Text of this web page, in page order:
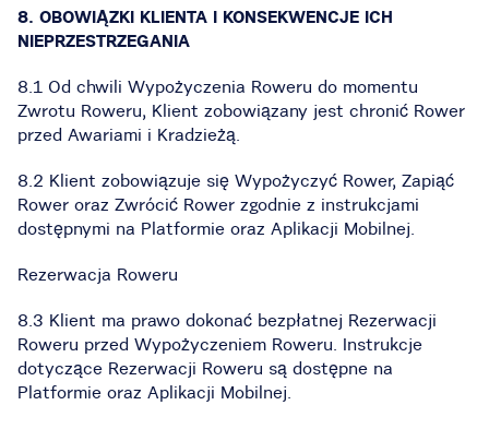
8. OBOWIĄZKI KLIENTA I KONSEKWENCJE ICH
NIEPRZESTRZEGANIA
8.1 Od chwili Wypożyczenia Roweru do momentu
Zwrotu Roweru, Klient zobowiązany jest chronić Rower
przed Awariami i Kradzieżą.
8.2 Klient zobowiązuje się Wypożyczyć Rower, Zapiąć
Rower oraz Zwrócić Rower zgodnie z instrukcjami
dostępnymi na Platformie oraz Aplikacji Mobilnej.
Rezerwacja Roweru
8.3 Klient ma prawo dokonać bezpłatnej Rezerwacji
Roweru przed Wypożyczeniem Roweru. Instrukcje
dotyczące Rezerwacji Roweru są dostępne na
Platformie oraz Aplikacji Mobilnej.